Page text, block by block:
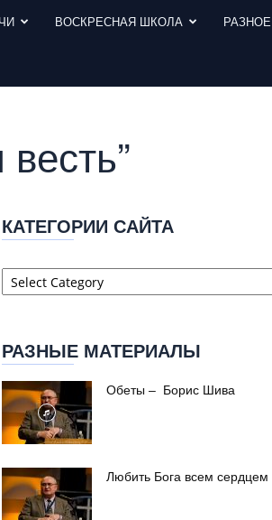
ВОСКРЕСНАЯ ШКОЛА РАЗНОЕ
КАТЕГОРИИ САЙТА
Категории
сайта
РАЗНЫЕ МАТЕРИАЛЫ
Обеты – Борис Шива
Любить Бога всем сердцем